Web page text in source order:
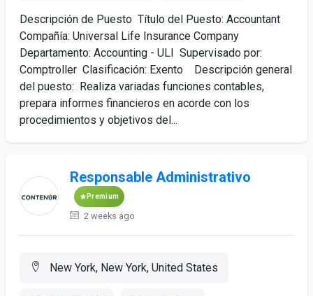
Descripción de Puesto Título del Puesto: Accountant
Compañía: Universal Life Insurance Company
Departamento: Accounting - ULI Supervisado por:
Comptroller Clasificación: Exento Descripción general
del puesto: Realiza variadas funciones contables,
prepara informes financieros en acorde con los
procedimientos y objetivos del...
Responsable Administrativo
Premium
2 weeks ago
New York, New York, United States